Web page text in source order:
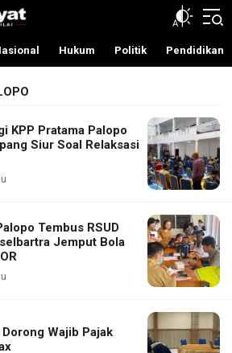
Hukum Politik Pendidikan
KPP Pratama Palopo
Siur Soal Relaksasi
Tembus RSUD
Jemput Bola
Wajib Pajak